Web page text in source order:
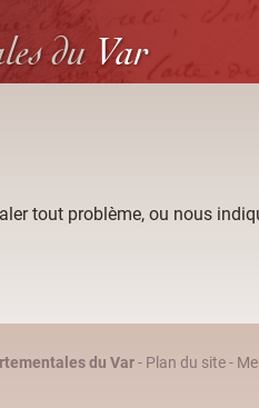
du Var
tout problème, ou nous
du Var- Plan du site-